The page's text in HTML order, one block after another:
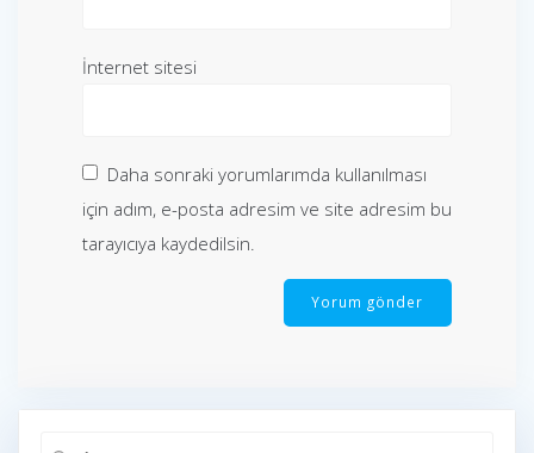
İnternet sitesi
Daha sonraki yorumlarımda kullanılması
için adım, e-posta adresim ve site adresim bu
tarayıcıya kaydedilsin.